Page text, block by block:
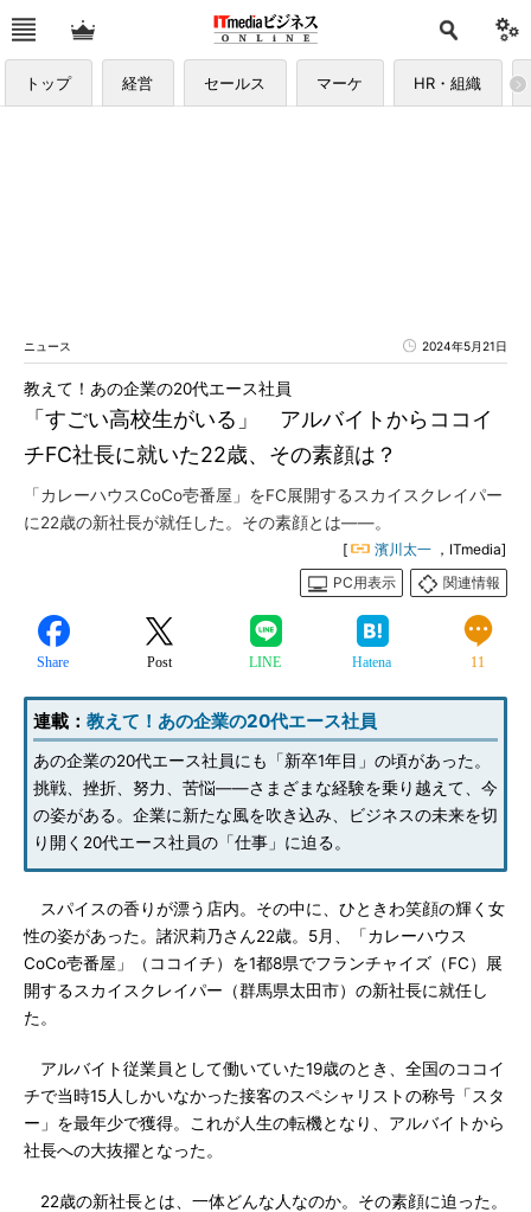
トップ 経営 セールス マーケ HR・組織
ニュース 2024年5月21日
「すごい高校生がいる」 アルバイトからココイ
チFC社長に就いた22歳、その素顔は？
教えて！あの企業の20代エース社員
「カレーハウスCoCo壱番屋」をFC展開するスカイスクレイパー
に22歳の新社長が就任した。その素顔とは――。
[ 濱川太一 ，ITmedia]
PC用表示
関連情報
Share Post LINE Hatena 11
連載： 教えて！あの企業の20代エース社員
あの企業の20代エース社員にも「新卒1年目」の頃があった。
挑戦、挫折、努力、苦悩――さまざまな経験を乗り越えて、今
の姿がある。企業に新たな風を吹き込み、ビジネスの未来を切
り開く20代エース社員の「仕事」に迫る。
スパイスの香りが漂う店内。その中に、ひときわ笑顔の輝く女
性の姿があった。諸沢莉乃さん22歳。5月、「カレーハウス
CoCo壱番屋」（ココイチ）を1都8県でフランチャイズ（FC）展
開するスカイスクレイパー（群馬県太田市）の新社長に就任し
た。
アルバイト従業員として働いていた19歳のとき、全国のココイ
チで当時15人しかいなかった接客のスペシャリストの称号「スタ
ー」を最年少で獲得。これが人生の転機となり、アルバイトから
社長への大抜擢となった。
22歳の新社長とは、一体どんな人なのか。その素顔に迫った。